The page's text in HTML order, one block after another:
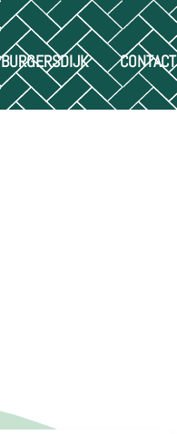
BURGERSDIJK CONTACT